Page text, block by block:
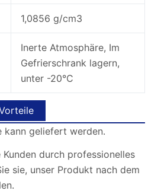
1,0856 g/cm3
Inerte Atmosphäre, Im
Gefrierschrank lagern,
unter -20°C
kann geliefert werden.
durch professionelles
sie, unser Produkt nach dem